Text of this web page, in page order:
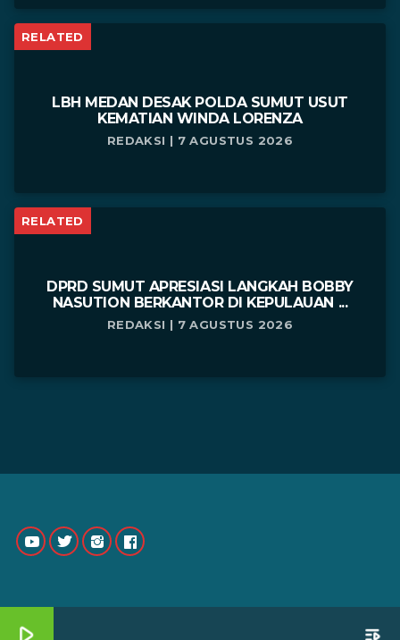
RELATED
LBH MEDAN DESAK POLDA SUMUT USUT
KEMATIAN WINDA LORENZA
REDAKSI | 7 AGUSTUS 2026
RELATED
DPRD SUMUT APRESIASI LANGKAH BOBBY
NASUTION BERKANTOR DI KEPULAUAN ...
REDAKSI | 7 AGUSTUS 2026